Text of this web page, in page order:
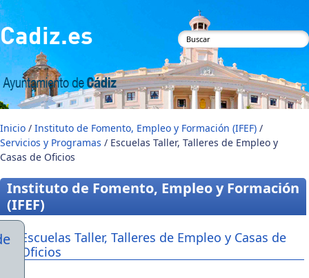
Pasar al contenido principal
Cadiz.es
Formulario de
búsqueda
Inicio / Instituto de Fomento, Empleo y Formación (IFEF) /
Servicios y Programas / Escuelas Taller, Talleres de Empleo y
Casas de Oficios
Instituto de Fomento, Empleo y Formación
(IFEF)
Escuelas Taller, Talleres de Empleo y Casas de
Oficios